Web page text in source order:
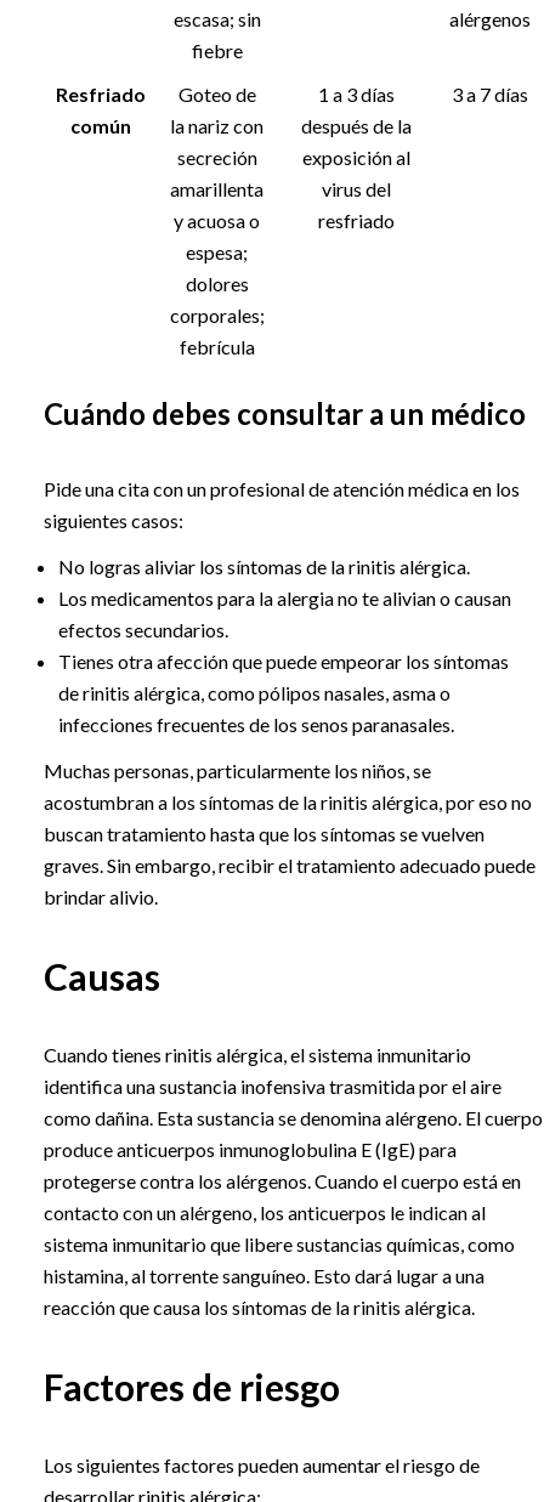
escasa; sin
fiebre
alérgenos
Resfriado
común
Goteo de
la nariz con
secreción
amarillenta
y acuosa o
espesa;
dolores
corporales;
febrícula
1 a 3 días
después de la
exposición al
virus del
resfriado
3 a 7 días
Cuándo debes consultar a un médico
Pide una cita con un profesional de atención médica en los
siguientes casos:
No logras aliviar los síntomas de la rinitis alérgica.
Los medicamentos para la alergia no te alivian o causan
efectos secundarios.
Tienes otra afección que puede empeorar los síntomas
de rinitis alérgica, como pólipos nasales, asma o
infecciones frecuentes de los senos paranasales.
Muchas personas, particularmente los niños, se
acostumbran a los síntomas de la rinitis alérgica, por eso no
buscan tratamiento hasta que los síntomas se vuelven
graves. Sin embargo, recibir el tratamiento adecuado puede
brindar alivio.
Causas
Cuando tienes rinitis alérgica, el sistema inmunitario
identifica una sustancia inofensiva trasmitida por el aire
como dañina. Esta sustancia se denomina alérgeno. El cuerpo
produce anticuerpos inmunoglobulina E (IgE) para
protegerse contra los alérgenos. Cuando el cuerpo está en
contacto con un alérgeno, los anticuerpos le indican al
sistema inmunitario que libere sustancias químicas, como
histamina, al torrente sanguíneo. Esto dará lugar a una
reacción que causa los síntomas de la rinitis alérgica.
Factores de riesgo
Los siguientes factores pueden aumentar el riesgo de
desarrollar rinitis alérgica: